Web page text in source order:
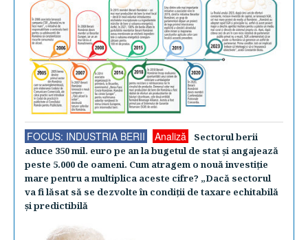
FOCUS: INDUSTRIA BERII Analiză
Sectorul berii
aduce 350 mil. euro pe an la bugetul de stat şi angajează
peste 5.000 de oameni. Cum atragem o nouă investiţie
mare pentru a multiplica aceste cifre? „Dacă sectorul
va fi lăsat să se dezvolte în condiţii de taxare echitabilă
şi predictibilă